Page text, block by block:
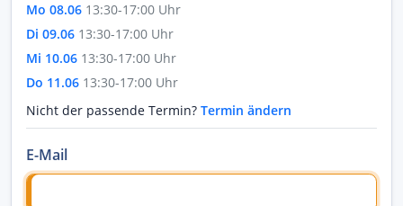
Mo 08.06 13:30-17:00 Uhr
Di 09.06 13:30-17:00 Uhr
Mi 10.06 13:30-17:00 Uhr
Do 11.06 13:30-17:00 Uhr
Nicht der passende Termin? Termin ändern
E-Mail